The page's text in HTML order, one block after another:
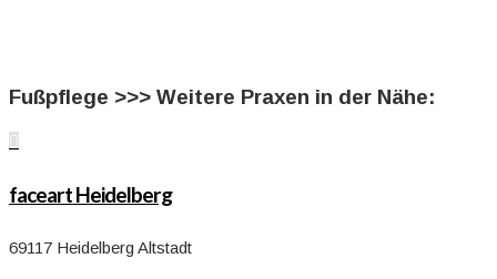
Fußpflege >>> Weitere Praxen in der Nähe:

faceart Heidelberg
69117 Heidelberg Altstadt